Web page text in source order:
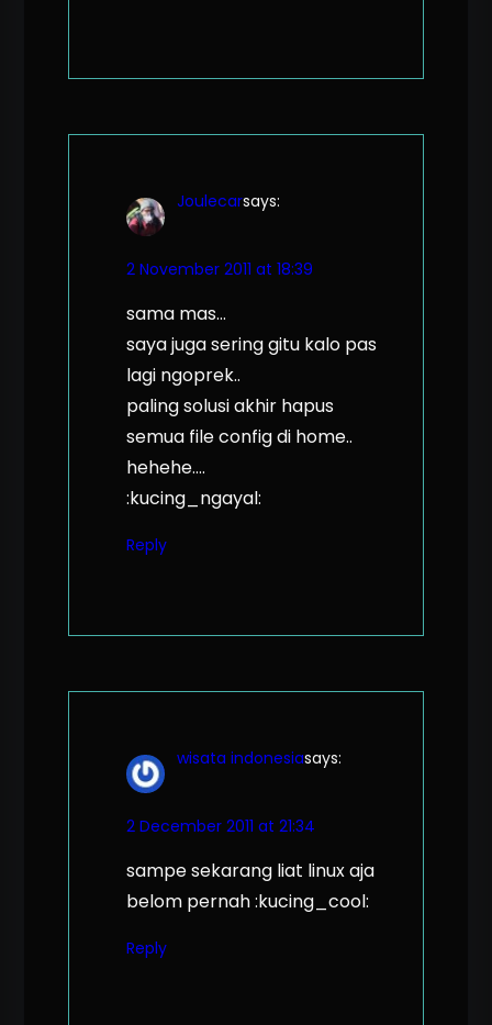
Joulecarsays:
2 November 2011 at 18:39
sama mas…
saya juga sering gitu kalo pas
lagi ngoprek..
paling solusi akhir hapus
semua file config di home..
hehehe….
:kucing_ngayal:
Reply
wisata indonesiasays:
2 December 2011 at 21:34
sampe sekarang liat linux aja
belom pernah :kucing_cool:
Reply